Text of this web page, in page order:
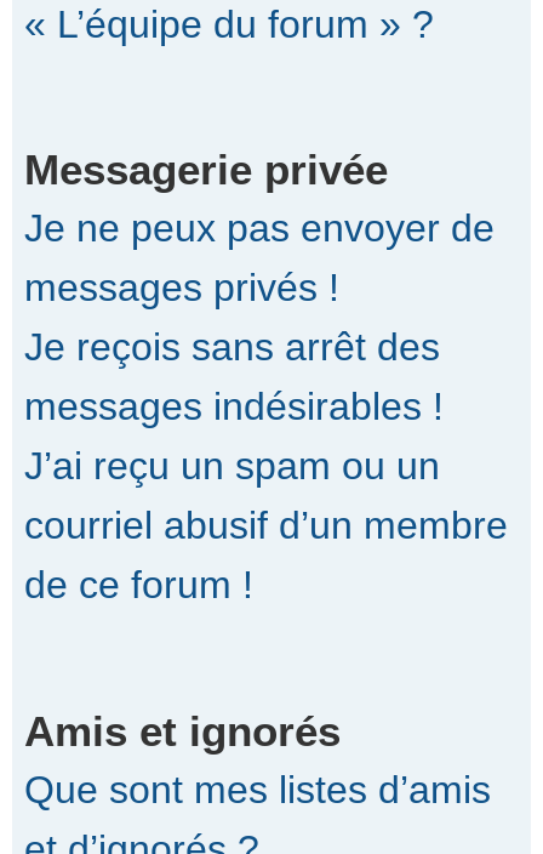
« L’équipe du forum » ?
Messagerie privée
Je ne peux pas envoyer de
messages privés !
Je reçois sans arrêt des
messages indésirables !
J’ai reçu un spam ou un
courriel abusif d’un membre
de ce forum !
Amis et ignorés
Que sont mes listes d’amis